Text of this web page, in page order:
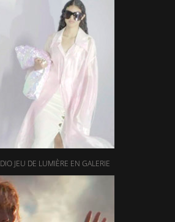
JEU DE LUMIÈRE EN GALERIE